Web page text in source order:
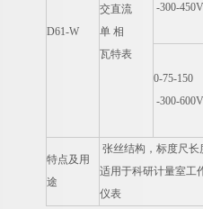
D61-W
交直流
单 相
瓦特表
-300-450V
0-75-150
-300-600V
特点及用
途
张丝结构，标度尺长
适用于科研计量室工
仪表